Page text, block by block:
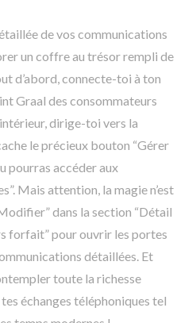
de vos communications
un coffre au trésor rempli de
d’abord, connecte-toi à ton
Graal des consommateurs
dirige-toi vers la
le précieux bouton “Gérer
pourras accéder aux
Mais attention, la magie n’est
dans la section “Détail
forfait” pour ouvrir les portes
détaillées. Et
toute la richesse
échanges téléphoniques tel